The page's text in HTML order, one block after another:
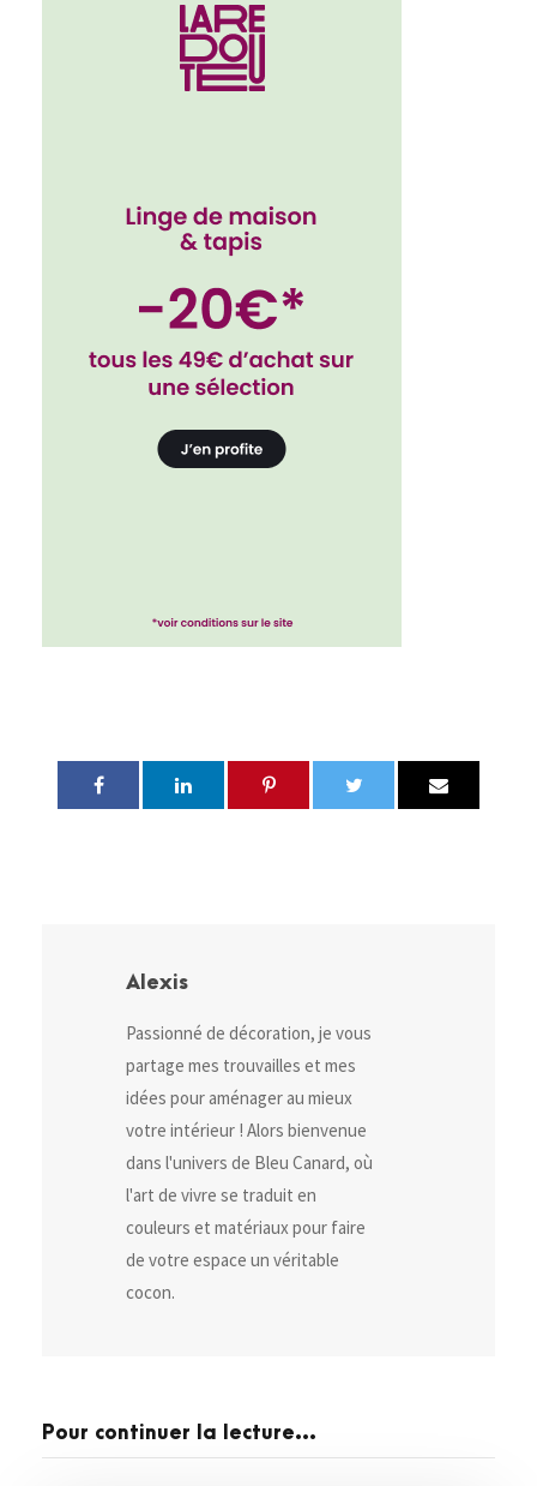
Alexis
Passionné de décoration, je vous
partage mes trouvailles et mes
idées pour aménager au mieux
votre intérieur ! Alors bienvenue
dans l'univers de Bleu Canard, où
l'art de vivre se traduit en
couleurs et matériaux pour faire
de votre espace un véritable
cocon.
Pour continuer la lecture...